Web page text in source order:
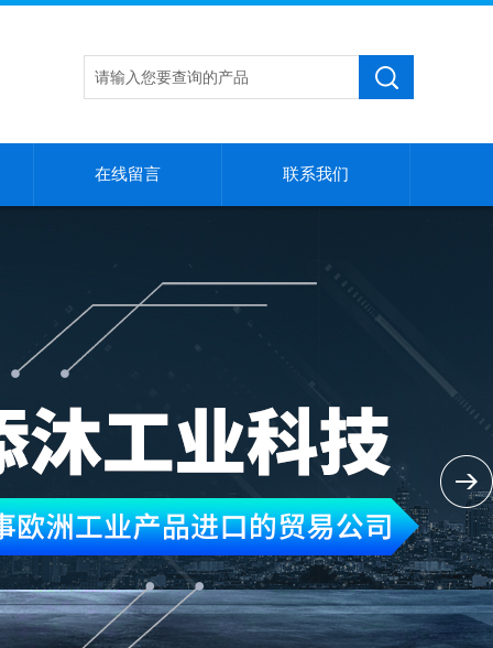
在线留言 联系我们